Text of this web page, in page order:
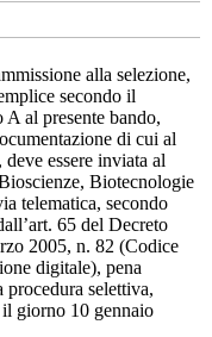
alla selezione,
secondo il
al presente bando,
di cui al
essere inviata al
Biotecnologie
telematica, secondo
65 del Decreto
2005, n. 82 (Codice
digitale), pena
procedura selettiva,
giorno 10 gennaio